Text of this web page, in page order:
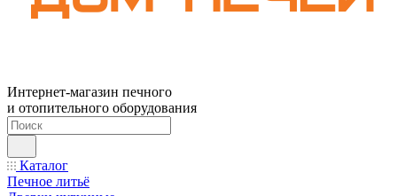
Интернет-магазин печного
и отопительного оборудования
Каталог
Печное литьё